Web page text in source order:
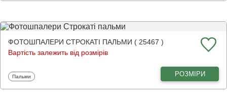
ФОТОШПАЛЕРИ СТРОКАТІ ПАЛЬМИ ( 25467 )
Вартість залежить від розмірів
Фотошпалери
Пальми РОЗМІРИ